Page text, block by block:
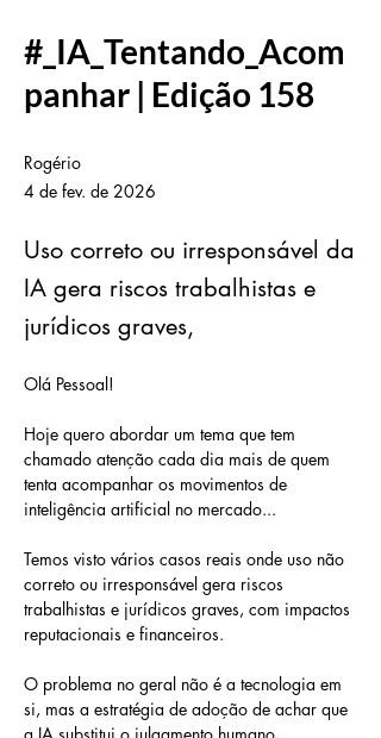
#_IA_Tentando_Acom
panhar | Edição 158
Rogério
4 de fev. de 2026
Uso correto ou irresponsável da
IA gera riscos trabalhistas e
jurídicos graves,
Olá Pessoal!
Hoje quero abordar um tema que tem
chamado atenção cada dia mais de quem
tenta acompanhar os movimentos de
inteligência artificial no mercado...
Temos visto vários casos reais onde uso não
correto ou irresponsável gera riscos
trabalhistas e jurídicos graves, com impactos
reputacionais e financeiros.
O problema no geral não é a tecnologia em
si, mas a estratégia de adoção de achar que